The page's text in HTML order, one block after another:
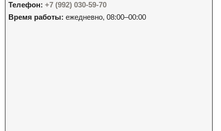
Телефон: +7 (992) 030-59-70
Время работы: ежедневно, 08:00–00:00